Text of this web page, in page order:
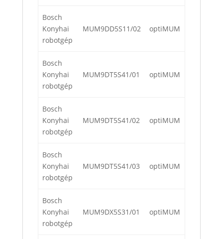
Bosch
Konyhai
robotgép
MUM9DD5S11/02 optiMUM
Bosch
Konyhai
robotgép
MUM9DT5S41/01 optiMUM
Bosch
Konyhai
robotgép
MUM9DT5S41/02 optiMUM
Bosch
Konyhai
robotgép
MUM9DT5S41/03 optiMUM
Bosch
Konyhai
robotgép
MUM9DX5S31/01 optiMUM